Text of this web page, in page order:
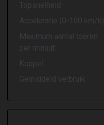
Topsnelheid
Acceleratie (0-100 km/h)
Maximum aantal toeren
per minuut
Koppel
Gemiddeld verbruik